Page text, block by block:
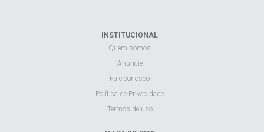
INSTITUCIONAL
Quem somos
Anuncie
Fale conosco
Política de Privacidade
Termos de uso